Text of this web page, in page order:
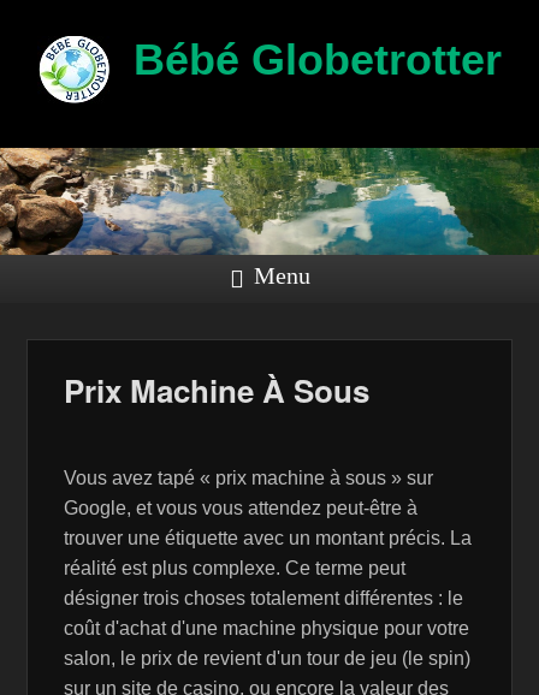
Bébé Globetrotter
Menu
Prix Machine À Sous
Vous avez tapé « prix machine à sous » sur
Google, et vous vous attendez peut-être à
trouver une étiquette avec un montant précis. La
réalité est plus complexe. Ce terme peut
désigner trois choses totalement différentes : le
coût d'achat d'une machine physique pour votre
salon, le prix de revient d'un tour de jeu (le spin)
sur un site de casino, ou encore la valeur des